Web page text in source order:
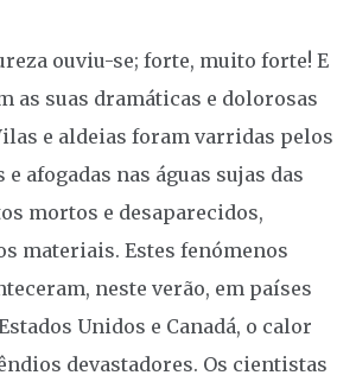
ouviu-se; forte, muito forte! E
as suas dramáticas e dolorosas
e aldeias foram varridas pelos
afogadas nas águas sujas das
mortos e desaparecidos,
materiais. Estes fenómenos
neste verão, em países
Unidos e Canadá, o calor
devastadores. Os cientistas